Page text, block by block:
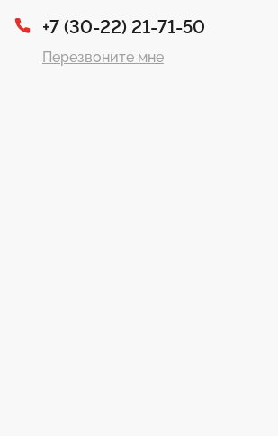
+7 (30-22) 21-71-50
Перезвоните мне